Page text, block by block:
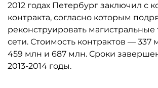
2012 годах Петербург заключил с
контракта, согласно которым
реконструировать
сети. Стоимость контрактов — 337
459 млн и 687 млн. Сроки
2013-2014 годы.